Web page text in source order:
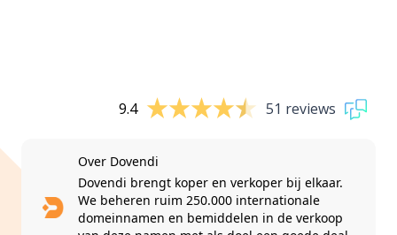
9.4 51 reviews
Over Dovendi
Dovendi brengt koper en verkoper bij elkaar.
We beheren ruim 250.000 internationale
domeinnamen en bemiddelen in de verkoop